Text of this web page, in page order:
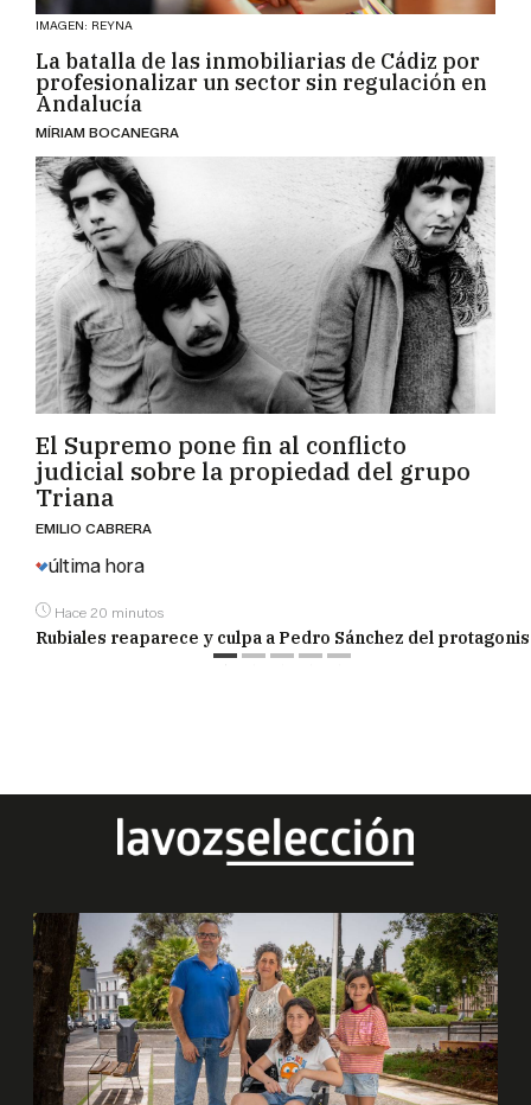
IMAGEN: REYNA
La batalla de las inmobiliarias de Cádiz por
profesionalizar un sector sin regulación en
Andalucía
MÍRIAM BOCANEGRA
El Supremo pone fin al conflicto
judicial sobre la propiedad del grupo
Triana
EMILIO CABRERA
última hora
Hace 20 minutos
Rubiales reaparece y culpa a Pedro Sánchez del